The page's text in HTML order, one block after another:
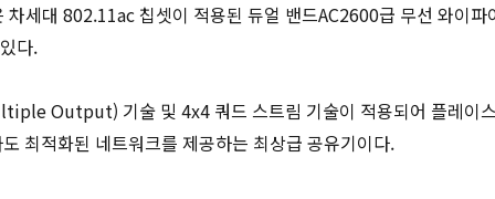
세대 802.11ac 칩셋이 적용된 듀얼 밴드AC2600급 무선 와이파
다.
Output) 기술 및 4x4 쿼드 스트림 기술이 적용되어 플레이
최적화된 네트워크를 제공하는 최상급 공유기이다.